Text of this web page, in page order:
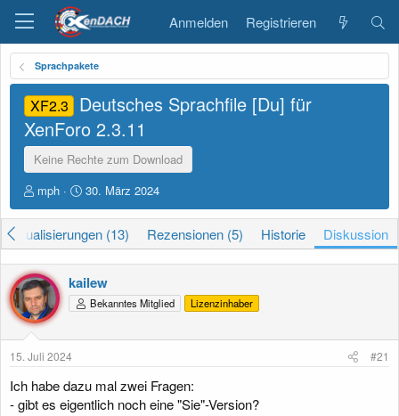
Anmelden Registrieren
Sprachpakete
XF2.3
Deutsches Sprachfile [Du] für
XenForo 2.3.11
Keine Rechte zum Download
E
r
s
t
e
l
l
e
r
mph
E
r
s
t
e
l
t
30. März 2024
Aktualisierungen (13) Rezensionen (5) Historie Diskussion
kailew
Bekanntes Mitglied Lizenzinhaber
15. Juli 2024 #21
Ich habe dazu mal zwei Fragen:
- gibt es eigentlich noch eine "Sie"-Version?